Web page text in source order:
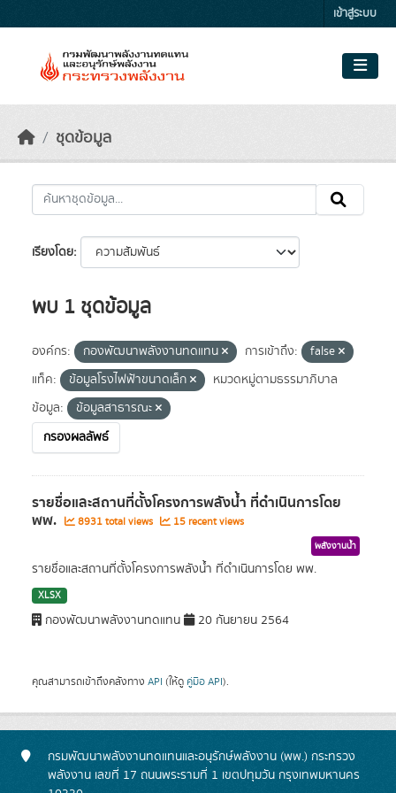
เข้าสู่ระบบ
ชุดข้อมูล
เรียงโดย
พบ 1 ชุดข้อมูล
องค์กร: กองพัฒนาพลังงานทดแทน การเข้าถึง:
false
แท็ค:
ข้อมูลโรงไฟฟ้าขนาดเล็ก
หมวดหมู่ตามธรรมาภิบาล
ข้อมูล:
ข้อมูลสาธารณะ
กรองผลลัพธ์
รายชื่อและสถานที่ตั้งโครงการพลังน้ำ ที่ดำเนินการโดย
พพ. 8931 total views 15 recent views
พลังงานน้ำ
รายชื่อและสถานที่ตั้งโครงการพลังน้ำ ที่ดำเนินการโดย พพ.
XLSX
กองพัฒนาพลังงานทดแทน 20 กันยายน 2564
คุณสามารถเข้าถึงคลังทาง API (ให้ดู คู่มือ API).
กรมพัฒนาพลังงานทดแทนและอนุรักษ์พลังงาน (พพ.) กระทรวง
พลังงาน เลขที่ 17 ถนนพระรามที่ 1 เขตปทุมวัน กรุงเทพมหานคร